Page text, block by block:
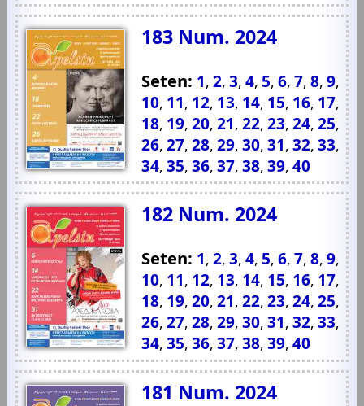
183 Num. 2024
Seten: 1,2,3,4, 5,6,7,8,9,
10, 11, 12, 13, 14, 15, 16, 17,
18, 19,20,21,22,23,24,25,
26,27,28,29,30,31,32,33,
34,35,36,37,38,39,40
182 Num. 2024
Seten: 1,2,3,4, 5,6,7,8,9,
10, 11, 12, 13, 14, 15, 16, 17,
18, 19,20,21,22,23,24,25,
26,27,28,29,30,31,32,33,
34,35,36,37,38,39,40
181 Num. 2024